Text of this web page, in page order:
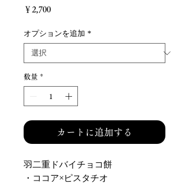
￥2,700価
オプションを追加 *
数量 *
カートに追加する
羽二重ドバイチョコ餅
・ココア×ピスタチオ